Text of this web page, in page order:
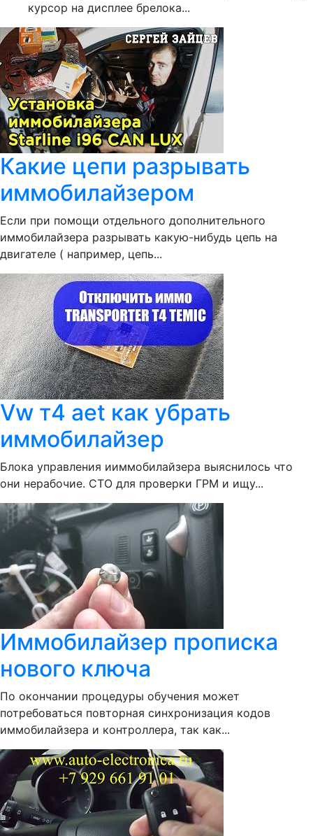
курсор на дисплее брелока...
Какие цепи разрывать
иммобилайзером
Если при помощи отдельного дополнительного
иммобилайзера разрывать какую-нибудь цепь на
двигателе ( например, цепь...
Vw т4 aet как убрать
иммобилайзер
Блока управления ииммобилайзера выяснилось что
они нерабочие. СТО для проверки ГРМ и ищу...
Иммобилайзер прописка
нового ключа
По окончании процедуры обучения может
потребоваться повторная синхронизация кодов
иммобилайзера и контроллера, так как...